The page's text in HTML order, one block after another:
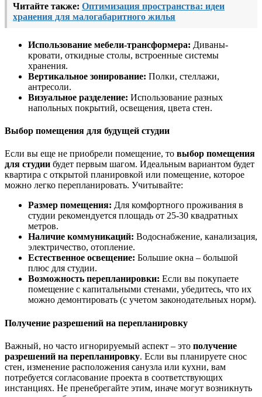
Читайте также: Оптимизация пространства: идеи
хранения для малогабаритного жилья
Использование мебели-трансформера: Диваны-
кровати, откидные столы, встроенные системы
хранения.
Вертикальное зонирование: Полки, стеллажи,
антресоли.
Визуальное разделение: Использование разных
напольных покрытий, освещения, цвета стен.
Выбор помещения для будущей студии
Если вы еще не приобрели помещение, то выбор помещения
для студии будет первым шагом. Идеальным вариантом будет
квартира с открытой планировкой или помещение, которое
можно легко перепланировать. Учитывайте:
Размер помещения: Для комфортного проживания в
студии рекомендуется площадь от 25-30 квадратных
метров.
Наличие коммуникаций: Водоснабжение, канализация,
электричество, отопление.
Естественное освещение: Большие окна – большой
плюс для студии.
Возможность перепланировки: Если вы покупаете
помещение с капитальными стенами, убедитесь, что их
можно демонтировать (с учетом законодательных норм).
Получение разрешений на перепланировку
Важный, но часто игнорируемый аспект – это получение
разрешений на перепланировку. Если вы планируете снос
стен, изменение расположения санузла или кухни, вам
потребуется согласование проекта в соответствующих
инстанциях. Не пренебрегайте этим, иначе могут возникнуть